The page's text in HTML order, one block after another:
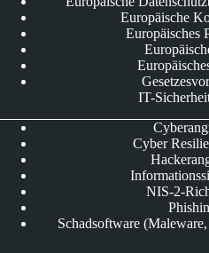
Europäische
Europäisches
IT-
Cyber
NIS-2-
Schadsoftware